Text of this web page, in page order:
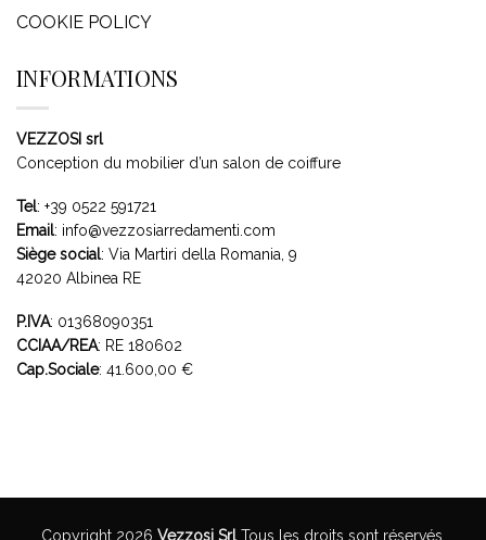
COOKIE POLICY
INFORMATIONS
VEZZOSI srl
Conception du mobilier d’un salon de coiffure
Tel: +39 0522 591721
Email: info@vezzosiarredamenti.com
Siège social: Via Martiri della Romania, 9
42020 Albinea RE
P.IVA: 01368090351
CCIAA/REA: RE 180602
Cap.Sociale: 41.600,00 €
Copyright 2026 Vezzosi SrlTous les droits sont réservés.